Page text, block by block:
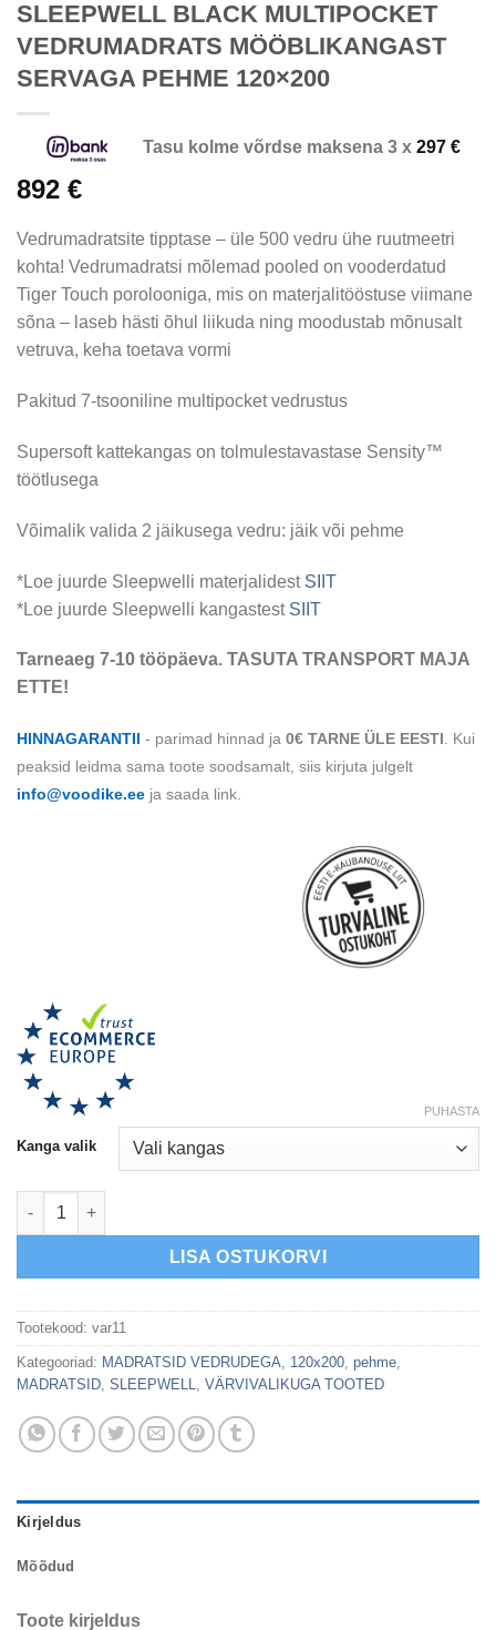
SLEEPWELL BLACK MULTIPOCKET
VEDRUMADRATS MÖÖBLIKANGAST
SERVAGA PEHME 120×200
Tasu kolme võrdse maksena 3 x 297 €
892 €
Vedrumadratsite tipptase – üle 500 vedru ühe ruutmeetri
kohta! Vedrumadratsi mõlemad pooled on vooderdatud
Tiger Touch porolooniga, mis on materjalitööstuse viimane
sõna – laseb hästi õhul liikuda ning moodustab mõnusalt
vetruva, keha toetava vormi
Pakitud 7-tsooniline multipocket vedrustus
Supersoft kattekangas on tolmulestavastase Sensity™
töötlusega
Võimalik valida 2 jäikusega vedru: jäik või pehme
*Loe juurde Sleepwelli materjalidest SIIT
*Loe juurde Sleepwelli kangastest SIIT
Tarneaeg 7-10 tööpäeva. TASUTA TRANSPORT MAJA
ETTE!
HINNAGARANTII - parimad hinnad ja 0€ TARNE ÜLE EESTI . Kui
peaksid leidma sama toote soodsamalt, siis kirjuta julgelt
info@voodike.ee ja saada link.
Kanga valik
PUHASTA
SLEEPWELL BLACK MULTIPOCKET VEDRUMADRATS
LISA OSTUKORVI
Tootekood: var11
Kategooriad: MADRATSID VEDRUDEGA 120x200 pehme
MADRATSID SLEEPWELL VÄRVIVALIKUGA TOOTED
Kirjeldus
Mõõdud
Toote kirjeldus